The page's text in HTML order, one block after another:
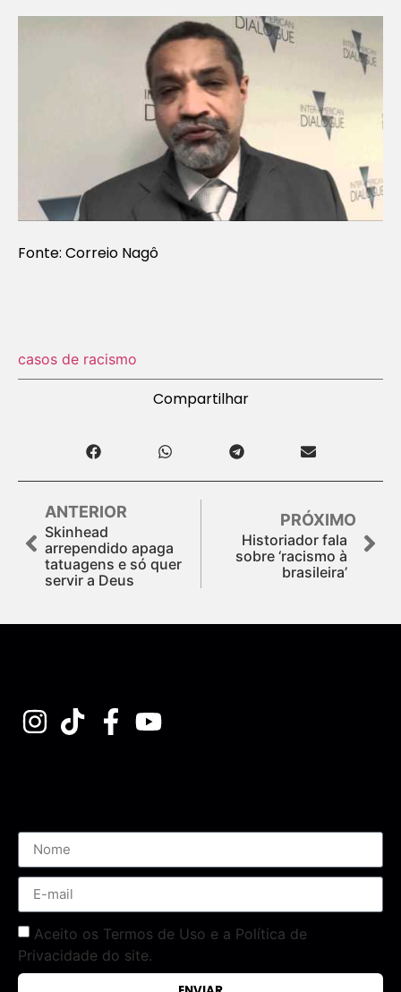
Fonte: Correio Nagô
casos de racismo
Compartilhar
ANTERIOR
Skinhead
arrependido apaga
tatuagens e só quer
servir a Deus
PRÓXIMO
Historiador fala
sobre ‘racismo à
brasileira’
Aceito os Termos de Uso e a Política de
Privacidade do site.